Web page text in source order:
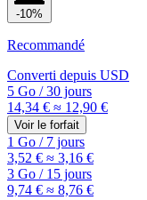
-10%
Recommandé
Converti depuis USD
5 Go /30 jours
14,34 € ≈ 12,90 €
Voir le forfait
1 Go /7 jours
3,52 € ≈ 3,16 €
3 Go /15 jours
9,74 € ≈ 8,76 €